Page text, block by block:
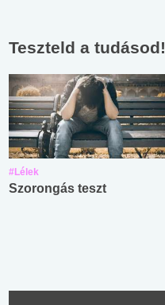
Teszteld a tudásod!
#Lélek
Szorongás teszt